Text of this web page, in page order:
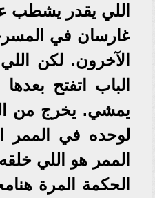
اللي يقدر يشطب
غارسان في
الآخرون. لكن
الباب اتفتح
يمشي. يخرج من
لوحده في الممر
الممر هو اللي خلقه
الحكمة المرة